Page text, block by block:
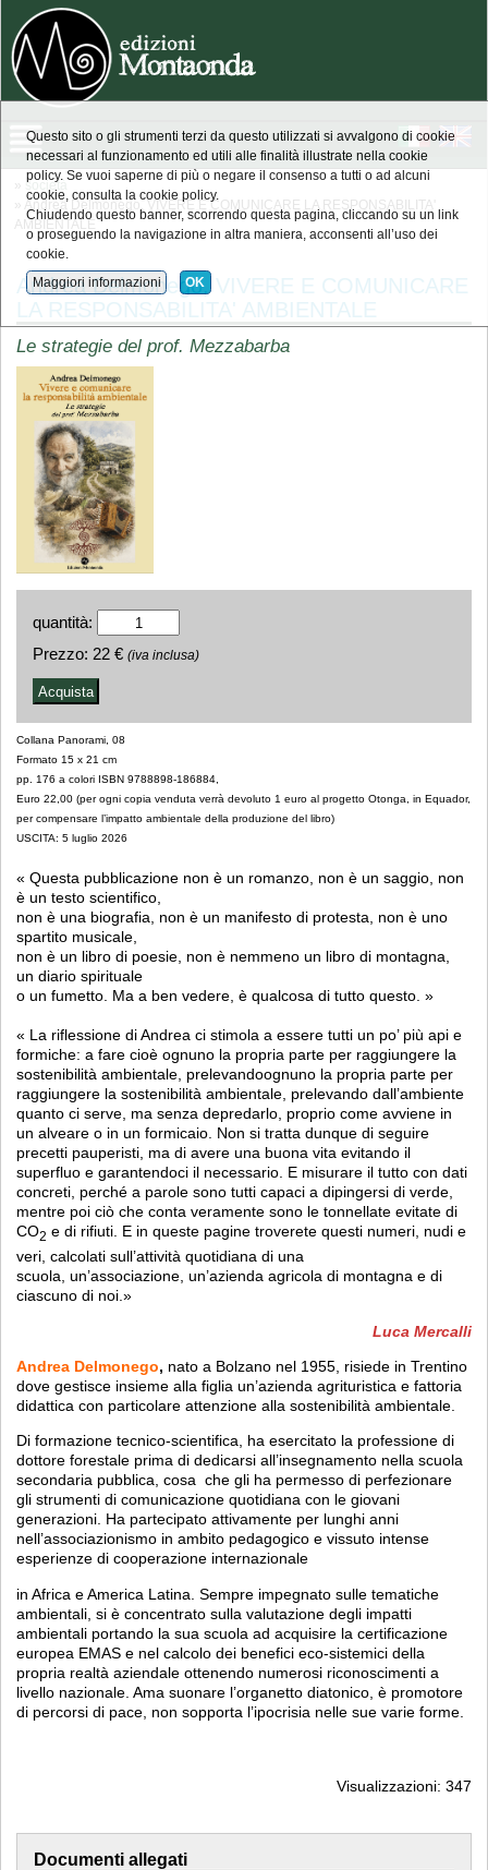
» società
» Andrea Delmonego, VIVERE E COMUNICARE LA RESPONSABILITA'
AMBIENTALE
Andrea Delmonego, VIVERE E COMUNICARE
LA RESPONSABILITA' AMBIENTALE
Le strategie del prof. Mezzabarba
quantità:
Prezzo: 22 € (iva inclusa)
Collana Panorami, 08
Formato 15 x 21 cm
pp. 176 a colori ISBN 9788898-186884,
Euro 22,00 (per ogni copia venduta verrà devoluto 1 euro al progetto Otonga, in Equador,
per compensare l’impatto ambientale della produzione del libro)
USCITA: 5 luglio 2026
« Questa pubblicazione non è un romanzo, non è un saggio, non
è un testo scientifico,
non è una biografia, non è un manifesto di protesta, non è uno
spartito musicale,
non è un libro di poesie, non è nemmeno un libro di montagna,
un diario spirituale
o un fumetto. Ma a ben vedere, è qualcosa di tutto questo. »
« La riflessione di Andrea ci stimola a essere tutti un po’ più api e
formiche: a fare cioè ognuno la propria parte per raggiungere la
sostenibilità ambientale, prelevandoognuno la propria parte per
raggiungere la sostenibilità ambientale, prelevando dall’ambiente
quanto ci serve, ma senza depredarlo, proprio come avviene in
un alveare o in un formicaio. Non si tratta dunque di seguire
precetti pauperisti, ma di avere una buona vita evitando il
superfluo e garantendoci il necessario. E misurare il tutto con dati
concreti, perché a parole sono tutti capaci a dipingersi di verde,
mentre poi ciò che conta veramente sono le tonnellate evitate di
CO2 e di rifiuti. E in queste pagine troverete questi numeri, nudi e
veri, calcolati sull’attività quotidiana di una
scuola, un’associazione, un’azienda agricola di montagna e di
ciascuno di noi.»
Luca Mercalli
Andrea Delmonego, nato a Bolzano nel 1955, risiede in Trentino
dove gestisce insieme alla figlia un’azienda agrituristica e fattoria
didattica con particolare attenzione alla sostenibilità ambientale.
Di formazione tecnico-scientifica, ha esercitato la professione di
dottore forestale prima di dedicarsi all’insegnamento nella scuola
secondaria pubblica, cosa che gli ha permesso di perfezionare
gli strumenti di comunicazione quotidiana con le giovani
generazioni. Ha partecipato attivamente per lunghi anni
nell’associazionismo in ambito pedagogico e vissuto intense
esperienze di cooperazione internazionale
in Africa e America Latina. Sempre impegnato sulle tematiche
ambientali, si è concentrato sulla valutazione degli impatti
ambientali portando la sua scuola ad acquisire la certificazione
europea EMAS e nel calcolo dei benefici eco-sistemici della
propria realtà aziendale ottenendo numerosi riconoscimenti a
livello nazionale. Ama suonare l’organetto diatonico, è promotore
di percorsi di pace, non sopporta l’ipocrisia nelle sue varie forme.
Visualizzazioni: 347
Documenti allegati
Questo sito o gli strumenti terzi da questo utilizzati si avvalgono di cookie
necessari al funzionamento ed utili alle finalità illustrate nella cookie
policy. Se vuoi saperne di più o negare il consenso a tutti o ad alcuni
cookie, consulta la cookie policy.
Chiudendo questo banner, scorrendo questa pagina, cliccando su un link
o proseguendo la navigazione in altra maniera, acconsenti all’uso dei
cookie.
Maggiori informazioni OK